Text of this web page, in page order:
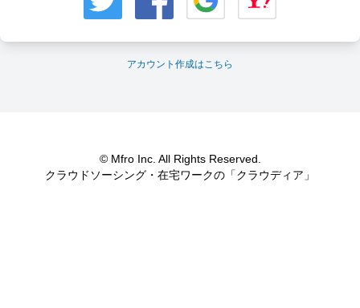
アカウント作成はこちら
© Mfro Inc. All Rights Reserved.
クラウドソーシング・在宅ワークの「クラウディア」